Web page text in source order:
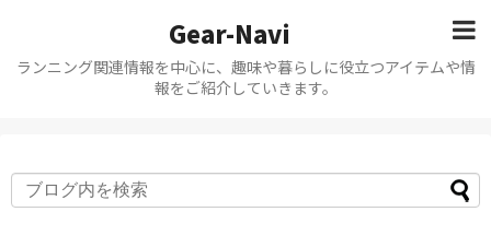
Gear-Navi
ランニング関連情報を中心に、趣味や暮らしに役立つアイテムや情
報をご紹介していきます。